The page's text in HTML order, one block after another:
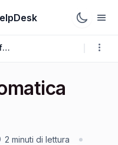
Anagrafiche
2 minuti di lettura